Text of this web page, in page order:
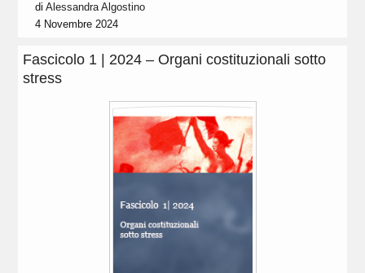
diAlessandra Algostino
4 Novembre 2024
Fascicolo 1 | 2024 – Organi costituzionali sotto
stress